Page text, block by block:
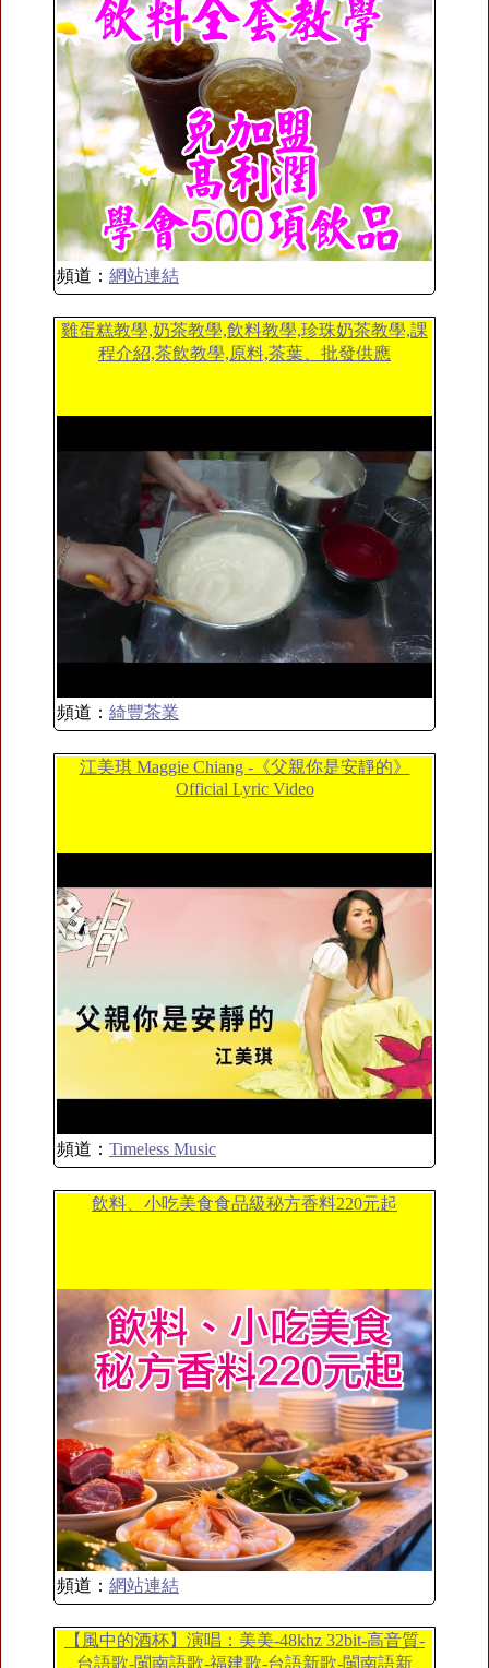
頻道： 網站連結
雞蛋糕教學,奶茶教學,飲料教學,珍珠奶茶教學,課
程介紹,茶飲教學,原料,茶葉、批發供應
頻道： 綺豐茶業
江美琪 Maggie Chiang -《父親你是安靜的》
Official Lyric Video
頻道： Timeless Music
飲料、小吃美食食品級秘方香料220元起
頻道： 網站連結
【風中的酒杯】演唱：美美-48khz 32bit-高音質-
台語歌-閩南語歌-福建歌-台語新歌-閩南語新